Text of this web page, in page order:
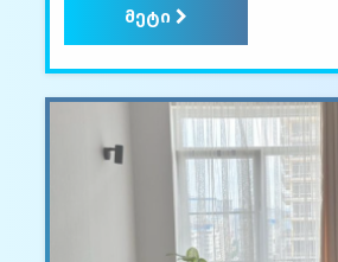
მეტი